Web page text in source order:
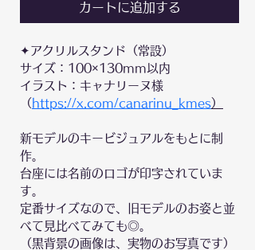
カートに追加する
✦アクリルスタンド（常設）
サイズ：100×130mm以内
イラスト：キャナリーヌ様
（ https://x.com/canarinu_kmes）
新モデルのキービジュアルをもとに制
作。
台座には名前のロゴが印字されていま
す。
定番サイズなので、旧モデルのお姿と並
べて見比べてみても◎。
（黒背景の画像は、実物のお写真です）